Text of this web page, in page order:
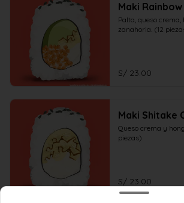
Maki Rainbow
Palta, queso
zanahoria. (12
S/ 23.00
Maki Shitake
Queso crema y
piezas)
S/ 23.00